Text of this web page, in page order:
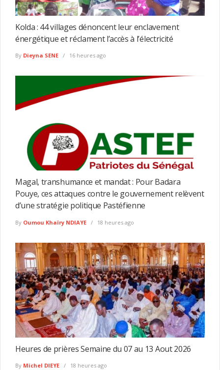
Kolda : 44 villages dénoncent leur enclavement
énergétique et réclament l’accès à l’électricité
By Dieyna SENE 16 heures ago
Magal, transhumance et mandat : Pour Badara
Pouye, ces attaques contre le gouvernement relèvent
d’une stratégie politique Pastéfienne
By Oumou Khaïry NDIAYE 18 heures ago
Heures de prières Semaine du 07 au 13 Aout 2026
By Michel DIEYE 18 heures ago